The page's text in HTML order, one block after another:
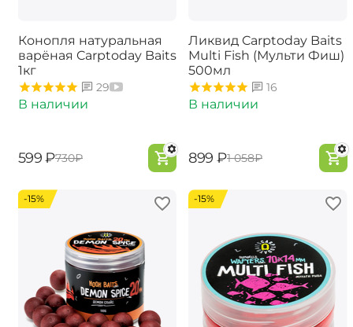
Конопля натуральная
варёная Carptoday Baits
1кг
29
В наличии
‍599‍ ₽‍730‍₽
Ликвид Carptoday Baits
Multi Fish (Мульти Фиш)
500мл
16
В наличии
‍899‍ ₽‍1 058‍₽
-15% -15%